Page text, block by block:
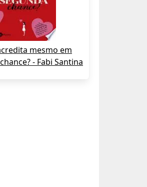
mesmo em
- Fabi Santina